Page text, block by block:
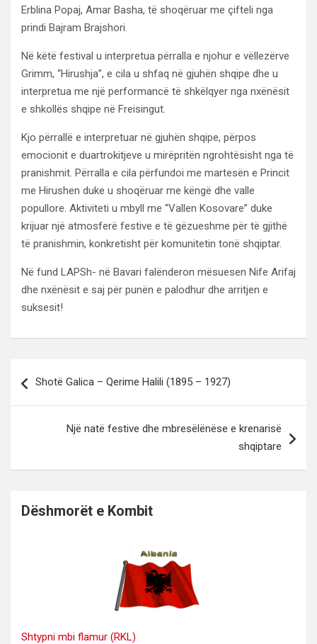
Erblina Popaj, Amar Basha, të shoqëruar me çifteli nga
prindi Bajram Brajshori.
Në këtë festival u interpretua përralla e njohur e vëllezërve
Grimm, “Hirushja”, e cila u shfaq në gjuhën shqipe dhe u
interpretua me një performancë të shkëlqyer nga nxënësit
e shkollës shqipe në Freisingut.
Kjo përrallë e interpretuar në gjuhën shqipe, përpos
emocionit e duartrokitjeve u mirëpritën ngrohtësisht nga të
pranishmit. Përralla e cila përfundoi me martesën e Princit
me Hirushen duke u shoqëruar me këngë dhe valle
popullore. Aktiviteti u mbyll me “Vallen Kosovare” duke
krijuar një atmosferë festive e të gëzueshme për të gjithë
të pranishmin, konkretisht për komunitetin tonë shqiptar.
Në fund LAPSh- në Bavari falënderon mësuesen Nife Arifaj
dhe nxënësit e saj për punën e palodhur dhe arritjen e
suksesit!
te
Shotë Galica – Qerime Halili (1895 – 1927)
Një natë festive dhe mbresëlënëse e krenarisë
shqiptare
Dëshmorët e Kombit
Shtypni mbi flamur (RKL)